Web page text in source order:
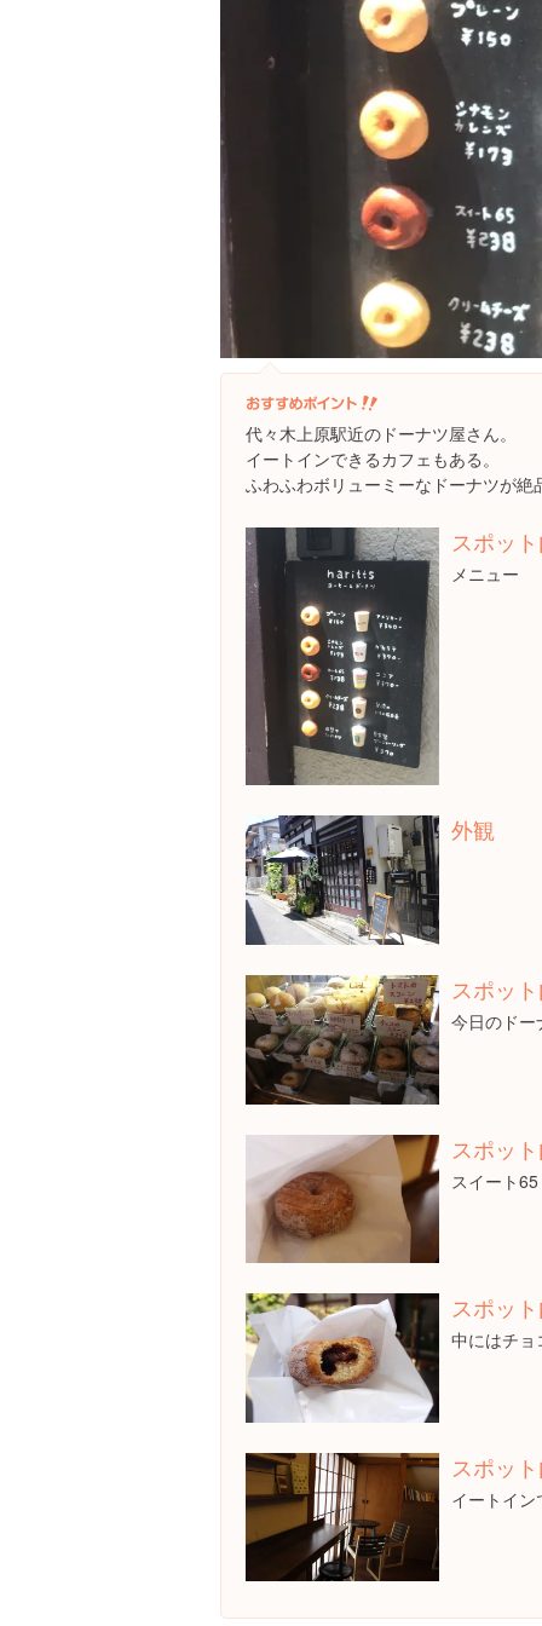
代々木上原駅近のドーナツ屋さん。
イートインできるカフェもある。
ふわふわボリューミーなドーナツが絶
スポッ
メニュー
外観
スポッ
今日のドー
スポッ
スイート65
スポッ
中にはチョ
スポッ
イートイ